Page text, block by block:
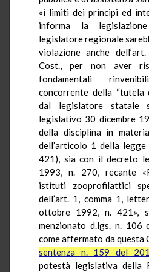
«i limiti dei principi ed
informa la
legislatore regionale
violazione anche
Cost., per non aver
fondamentali
concorrente della “tutela
dal legislatore statale
legislativo 30 dicembre
della disciplina in
dell’articolo 1 della
421), sia con il decreto
1993, n. 270, recante
istituti zooprofilattici
dell’art. 1, comma 1,
ottobre 1992, n. 421»,
menzionato d.lgs. n. 106
come affermato da questa
sentenza n. 159 del
potestà legislativa della